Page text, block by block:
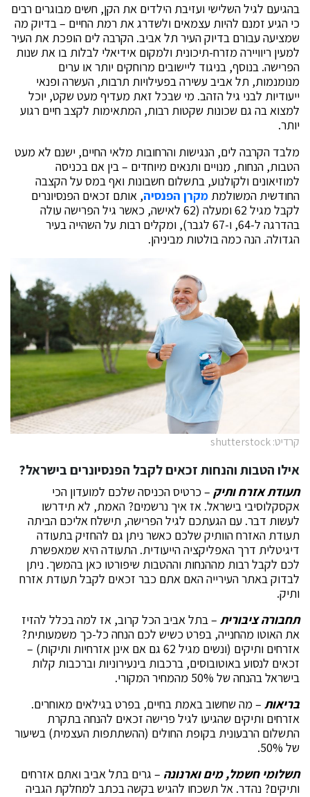
בהגיעם לגיל השלישי ועזיבת הילדים את הקן, חשים מבוגרים רבים
כי הגיע זמנם להיות עצמאים ולשדרג את רמת החיים – בדיוק מה
שמציעה עבורם בדיוק העיר תל אביב. הקרבה לים הופכת את העיר
למעין ריוויירה מזרח-תיכונית ולמקום אידיאלי לבלות בו את שנות
הפרישה. בנוסף, בניגוד ליישובים מרוחקים יותר או ערים
מנומנמות, תל אביב עשירה בפעילויות תרבות, העשרה ופנאי
ייעודיות לבני גיל הזהב. מי שבכל זאת מעדיף מעט שקט, יוכל
למצוא בה גם שכונות שקטות רבות, המתאימות לקצב חיים רגוע
יותר.
מלבד הקרבה לים, הנגישות והרחובות מלאי החיים, ישנם לא מעט
הטבות, הנחות, מנויים ותנאים מיוחדים – בין אם בכניסה
למוזיאונים ולקולנוע, בתשלום חשבונות ואף במס על הקצבה
החודשית המשולמת מקרן הפנסיה, אותם זכאים הפנסיונרים
לקבל מגיל 62 ומעלה (62 לאישה, כאשר גיל הפרישה עולה
בהדרגה ל-64, ו-67 לגבר), ומקלים רבות על השהייה בעיר
הגדולה. הנה כמה בולטות מביניהן.
קרדיט: shutterstock
אילו הטבות והנחות זכאים לקבל הפנסיונרים בישראל?
תעודת אזרח ותיק – כרטיס הכניסה שלכם למועדון הכי
אקסקלוסיבי בישראל. אז איך נרשמים? האמת, לא תידרשו
לעשות דבר. עם הגעתכם לגיל הפרישה, תישלח אליכם הביתה
תעודת האזרח הוותיק שלכם כאשר ניתן גם להחזיק בתעודה
דיגיטלית דרך האפליקציה הייעודית. התעודה היא שמאפשרת
לכם לקבל רבות מההנחות וההטבות שיפורטו כאן בהמשך. ניתן
לבדוק באתר העירייה האם אתם כבר זכאים לקבל תעודת אזרח
ותיק.
תחבורה ציבורית – בתל אביב הכל קרוב, אז למה בכלל להזיז
את האוטו מהחנייה, בפרט כשיש לכם הנחה כל-כך משמעותית?
אזרחים ותיקים (ונשים מגיל 62 גם אם אינן אזרחיות ותיקות) –
זכאים לנסוע באוטובוסים, ברכבות בינעירוניות וברכבות קלות
בישראל בהנחה של 50% מהמחיר המקורי.
בריאות – מה שחשוב באמת בחיים, בפרט בגילאים מאוחרים.
אזרחים ותיקים שהגיעו לגיל פרישה זכאים להנחה בתקרת
התשלום הרבעונית בקופת החולים (ההשתתפות העצמית) בשיעור
של 50%.
תשלומי חשמל, מים וארנונה – גרים בתל אביב ואתם אזרחים
ותיקים? נהדר. אל תשכחו להגיש בקשה בכתב למחלקת הגביה